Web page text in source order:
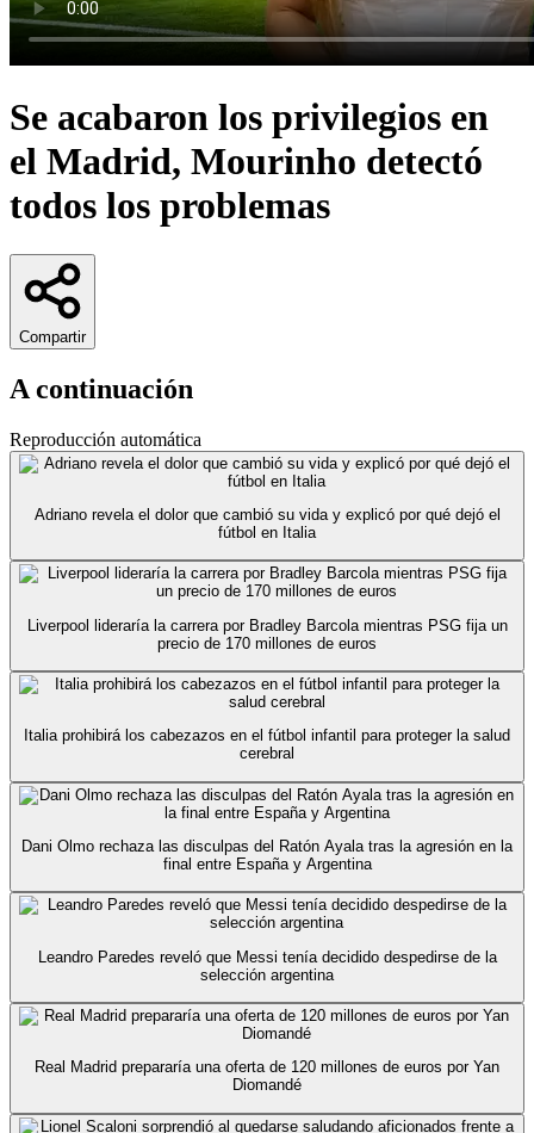
Se acabaron los privilegios en
el Madrid, Mourinho detectó
todos los problemas
Compartir
A continuación
Reproducción automática
Adriano revela el dolor que cambió su vida y explicó por qué dejó el
fútbol en Italia
Liverpool lideraría la carrera por Bradley Barcola mientras PSG fija un
precio de 170 millones de euros
Italia prohibirá los cabezazos en el fútbol infantil para proteger la salud
cerebral
Dani Olmo rechaza las disculpas del Ratón Ayala tras la agresión en la
final entre España y Argentina
Leandro Paredes reveló que Messi tenía decidido despedirse de la
selección argentina
Real Madrid prepararía una oferta de 120 millones de euros por Yan
Diomandé